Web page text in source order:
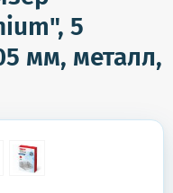
5
мм, металл,